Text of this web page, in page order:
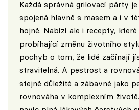
Každá správná grilovací párty
spojená hlavně s masem a i v
hojně. Nabízí ale i recepty,
probíhající změnu životního
pochyb o tom, že lidé začínají
stravitelná. A pestrost a
stejně důležité a zábavné jako
rovnováha v komplexním